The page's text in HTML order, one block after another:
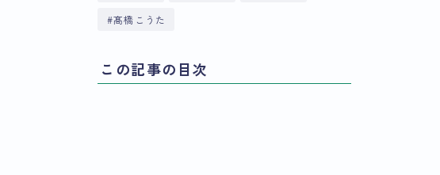
髙橋こうた
この記事の目次